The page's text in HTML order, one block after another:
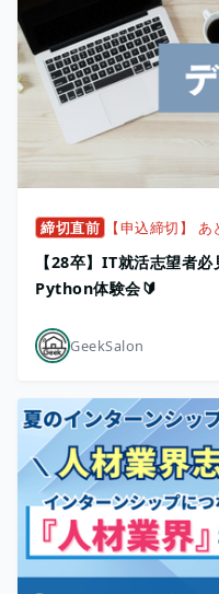
締切直前 【申込締切】 あ
【28卒】IT就活志望者
Python体験会🔰
GeekSalon